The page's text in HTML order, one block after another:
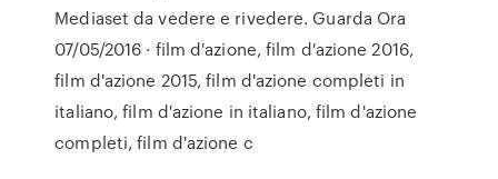
Mediaset da vedere e rivedere. Guarda Ora
07/05/2016 · film d'azione, film d'azione 2016,
film d'azione 2015, film d'azione completi in
italiano, film d'azione in italiano, film d'azione
completi, film d'azione c